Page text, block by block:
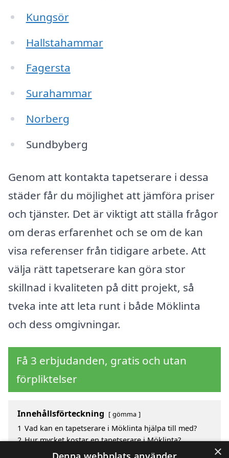
Kungsör
Hallstahammar
Fagersta
Surahammar
Norberg
Sundbyberg
Genom att kontakta tapetserare i dessa
städer får du möjlighet att jämföra priser
och tjänster. Det är viktigt att ställa frågor
om deras erfarenhet och se om de kan
visa referenser från tidigare arbete. Att
välja rätt tapetserare kan göra stor
skillnad i kvaliteten på ditt projekt, så
tveka inte att leta runt i både Möklinta
och dess omgivningar.
Få 3 erbjudanden, gratis och utan
förpliktelser
Innehållsförteckning gömma
1 Vad kan en tapetserare i Möklinta hjälpa till med?
2 Hur mycket kostar en tapetserare i Möklinta?
Fördelar med att välja tapetserare i Möklinta ×